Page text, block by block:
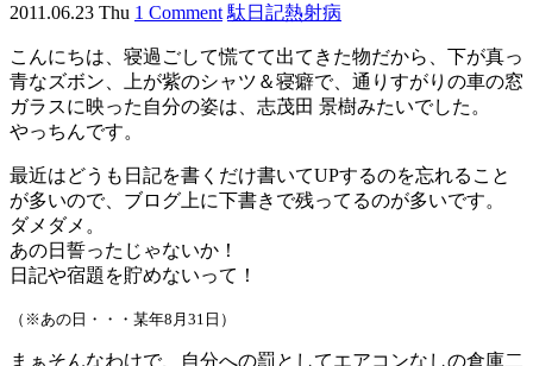
2011.06.23 Thu 1 Comment 駄日記熱射病
こんにちは、寝過ごして慌てて出てきた物だから、下が真っ
青なズボン、上が紫のシャツ＆寝癖で、通りすがりの車の窓
ガラスに映った自分の姿は、志茂田 景樹みたいでした。
やっちんです。
最近はどうも日記を書くだけ書いてUPするのを忘れること
が多いので、ブログ上に下書きで残ってるのが多いです。
ダメダメ。
あの日誓ったじゃないか！
日記や宿題を貯めないって！
（※あの日・・・某年8月31日）
まぁそんなわけで、自分への罰としてエアコンなしの倉庫二